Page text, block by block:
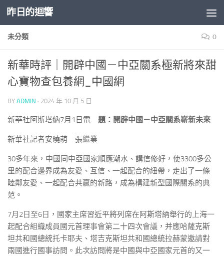
Skip to content
昨日的迴響
未分類 0
新華時評｜開辟中國－中亞關系極新將來甜
心寶物查包養網_中國網
BY ADMIN · 2024 年 10 月 5 日
新華社阿斯塔納7月1日電 題：開辟中國－中亞關系嶄新未來
新華社記者安曉萌 張繼業
30多年來，中國同中亞國家順應潮水、講信修好，使3300多公
里的配合邊界成為友愛、互信、一起配合的紐帶，走出了一條
睦鄰友愛、一起配合共贏的新路，成為構建新型國際關系的典
范。
7月2日至6日，國家主席習近平將列席在阿斯塔納舉行的上海一
起配合組織成員國元首理事會第二十四次會議，并應哈薩克斯
坦共和國總統托卡耶夫、塔吉克斯坦共和國總統拉赫蒙邀請對
兩國進行國事訪問。此次訪問將是中國與中亞國家元首的又一